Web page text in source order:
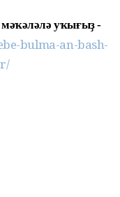
уҡығыҙ -
bulma-an-bash-